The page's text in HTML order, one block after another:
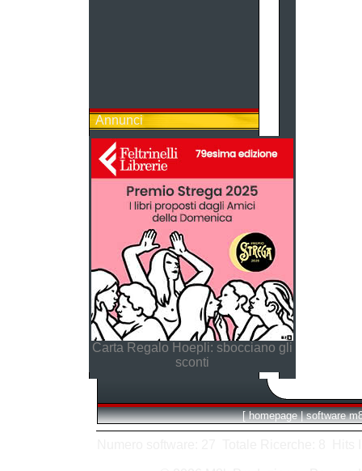
Annunci
Carta Regalo Hoepli: sbocciano gli
sconti
[ homepage | software